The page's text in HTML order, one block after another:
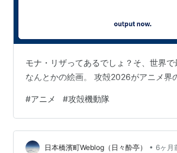
モナ・リザってあるでしょ？そ、世界
なんとかの絵画。 攻殻2026がアニメ界
#アニメ #攻殻機動隊
日本橋濱町Weblog（日々酔亭） • 6ヶ月